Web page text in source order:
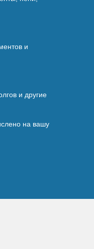
и
и другие
на вашу